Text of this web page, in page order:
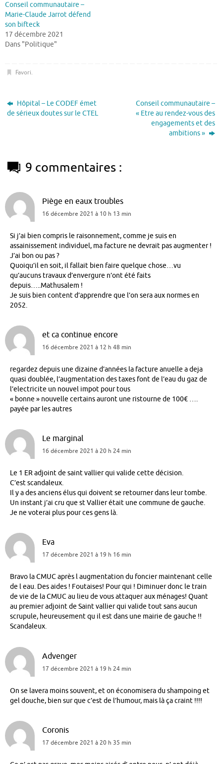
Conseil communautaire –
Marie-Claude Jarrot défend
son bifteck
17 décembre 2021
Dans "Politique"
Favori.
Hôpital – Le CODEF émet
de sérieux doutes sur le CTEL
Conseil communautaire –
« Etre au rendez-vous des
engagements et des
ambitions »
9 commentaires :
Piège en eaux troubles
16 décembre 2021 à 10 h 13 min
Si j’ai bien compris le raisonnement, comme je suis en
assainissement individuel, ma facture ne devrait pas augmenter !
J’ai bon ou pas ?
Quoiqu’il en soit, il fallait bien faire quelque chose…vu
qu’aucuns travaux d’envergure n’ont été faits
depuis…..Mathusalem !
Je suis bien content d’apprendre que l’on sera aux normes en
2052.
et ca continue encore
16 décembre 2021 à 12 h 48 min
regardez depuis une dizaine d’années la facture anuelle a deja
quasi doublée, l’augmentation des taxes font de l’eau du gaz de
l’electricite un nouvel impot pour tous
« bonne » nouvelle certains auront une ristourne de 100€ ….
payée par les autres
Le marginal
16 décembre 2021 à 20 h 24 min
Le 1 ER adjoint de saint vallier qui valide cette décision.
C’est scandaleux.
Il y a des anciens élus qui doivent se retourner dans leur tombe.
Un instant j’ai cru que st Vallier était une commune de gauche.
Je ne voterai plus pour ces gens là.
Eva
17 décembre 2021 à 19 h 16 min
Bravo la CMUC après l augmentation du foncier maintenant celle
de l eau. Des aides ! Foutaises! Pour qui ! Diminuer donc le train
de vie de la CMUC au lieu de vous attaquer aux ménages! Quant
au premier adjoint de Saint vallier qui valide tout sans aucun
scrupule, heureusement qu il est dans une mairie de gauche !!
Scandaleux.
Advenger
17 décembre 2021 à 19 h 24 min
On se lavera moins souvent, et on économisera du shampoing et
gel douche, bien sur que c’est de l’humour, mais là ça craint !!!!
Coronis
17 décembre 2021 à 20 h 35 min